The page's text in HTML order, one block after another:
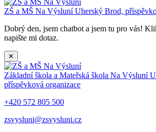
ZŠ a MŠ Na VýsluníUherský Brod,
Dobrý den, jsem chatbot a jsem tu pro vás!
napište mi dotaz.
✕
Základní škola a Mateřská škola Na Výsluní
příspěvková organizace
+420 572 805 500
zsvysluni@zsvysluni.cz